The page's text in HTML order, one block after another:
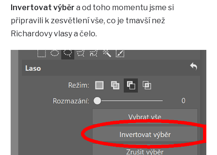
Invertovat výběr a od toho momentu jsme si
připravili k zesvětlení vše, co je tmavší než
Richardovy vlasy a čelo.